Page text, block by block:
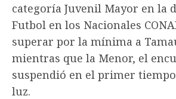
categoría Juvenil Mayor en la
Futbol en los Nacionales
superar por la mínima a
mientras que la Menor, el
suspendió en el primer
luz.